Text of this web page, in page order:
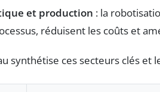
et production : la
réduisent les coûts et
synthétise ces secteurs clés et